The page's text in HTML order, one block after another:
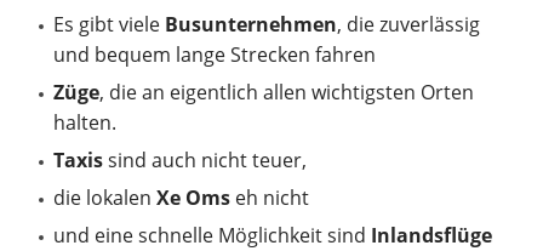
Es gibt viele Busunternehmen, die zuverlässig
und bequem lange Strecken fahren
Züge, die an eigentlich allen wichtigsten Orten
halten.
Taxissind auch nicht teuer,
die lokalen Xe Oms eh nicht
und eine schnelle Möglichkeit sind Inlandsflüge